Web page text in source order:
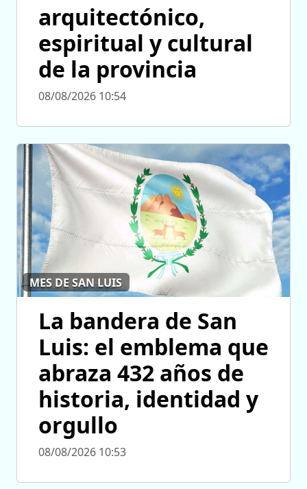
arquitectónico,
espiritual y cultural
de la provincia
08/08/2026 10:54
MES DE SAN LUIS
La bandera de San
Luis: el emblema que
abraza 432 años de
historia, identidad y
orgullo
08/08/2026 10:53